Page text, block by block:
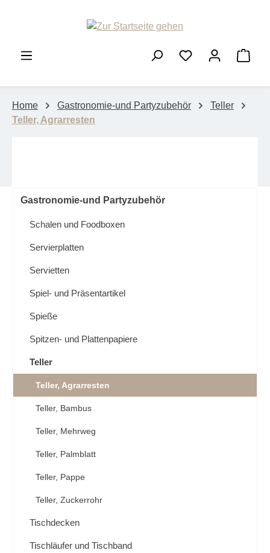
Home Gastronomie-und Partyzubehör
Teller
Teller, Agrarresten
Gastronomie-und Partyzubehör
Schalen und Foodboxen
Servierplatten
Servietten
Spiel- und Präsentartikel
Spieße
Spitzen- und Plattenpapiere
Teller
Teller, Agrarresten
Teller, Bambus
Teller, Mehrweg
Teller, Palmblatt
Teller, Pappe
Teller, Zuckerrohr
Tischdecken
Tischläufer und Tischband